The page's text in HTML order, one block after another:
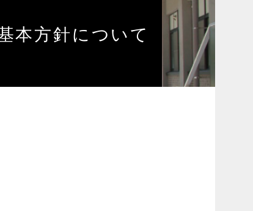
本方針について